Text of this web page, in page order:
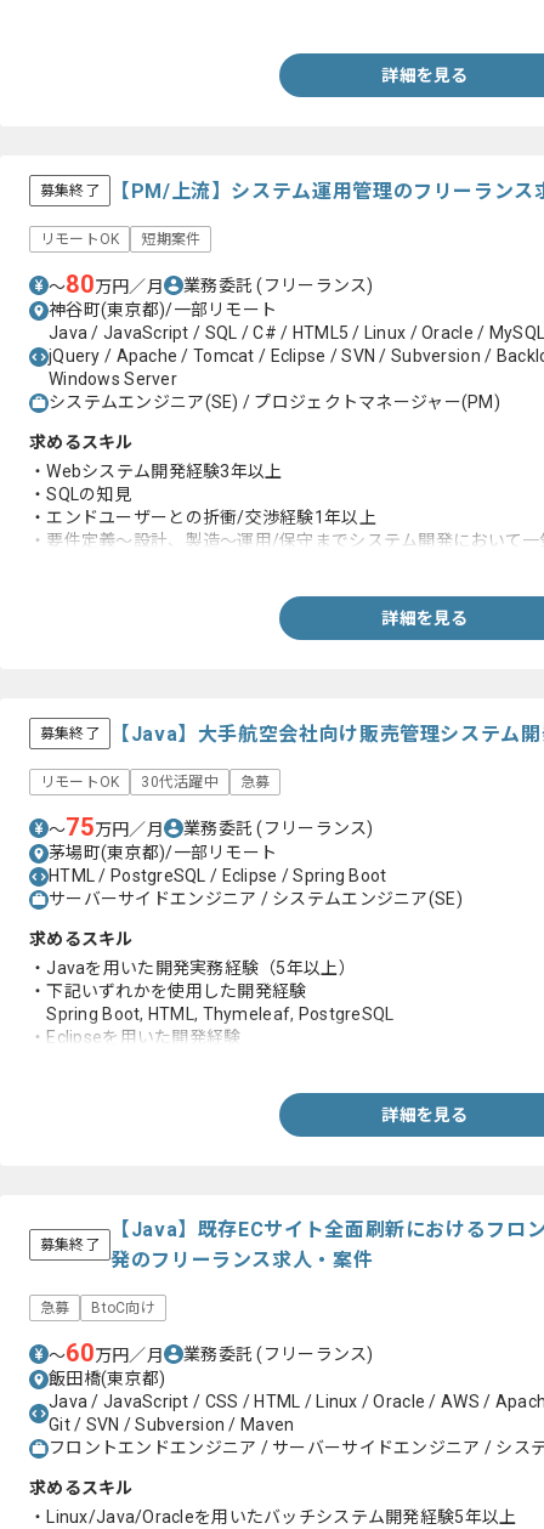
詳細を見る
募集終了 【PM/上流】システム運用管理のフリーランス
リモートOK 短期案件
〜80万円／月 業務委託(フリーランス)
神谷町(東京都)/一部リモート
Java / JavaScript / SQL / C# / HTML5 / Linux / Oracle /
jQuery / Apache / Tomcat / Eclipse / SVN / Subversion /
Windows Server
システムエンジニア(SE) / プロジェクトマネージャー(PM)
求めるスキル
・Webシステム開発経験3年以上
・SQLの知見
・エンドユーザーとの折衝/交渉経験1年以上
・要件定義～設計、製造～運用/保守までシステム開発において
詳細を見る
募集終了 【Java】大手航空会社向け販売管理システム
リモートOK 30代活躍中 急募
〜75万円／月 業務委託(フリーランス)
茅場町(東京都)/一部リモート
HTML / PostgreSQL / Eclipse / Spring Boot
サーバーサイドエンジニア / システムエンジニア(SE)
求めるスキル
・Javaを用いた開発実務経験（5年以上）
・下記いずれかを使用した開発経験
Spring Boot, HTML, Thymeleaf, PostgreSQL
・Eclipseを用いた開発経験
詳細を見る
募集終了
【Java】既存ECサイト全面刷新におけるフロ
発のフリーランス求人・案件
急募 BtoC向け
〜60万円／月 業務委託(フリーランス)
飯田橋(東京都)
Java / JavaScript / CSS / HTML / Linux / Oracle / AWS /
Git / SVN / Subversion / Maven
フロントエンドエンジニア / サーバーサイドエンジニア / シス
求めるスキル
・Linux/Java/Oracleを用いたバッチシステム開発経験5年以上